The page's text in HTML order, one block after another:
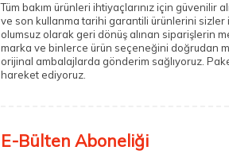
Tüm bakım ürünleri ihtiyaçlarınız için güvenilir
ve son kullanma tarihi garantili ürünlerini sizler
olumsuz olarak geri dönüş alınan siparişlerin
marka ve binlerce ürün seçeneğini doğrudan
orijinal ambalajlarda gönderim sağlıyoruz.
hareket ediyoruz.
E-Bülten Aboneliği